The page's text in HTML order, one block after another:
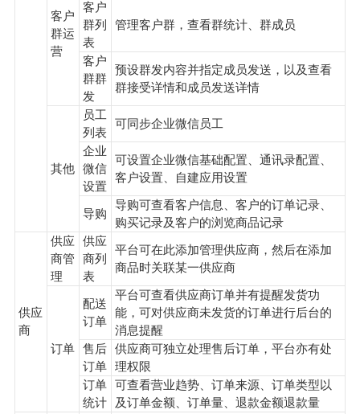
客户
群运
营
客户
群列
表
管理客户群，查看群统计、群成员
客户
群群
发
预设群发内容并指定成员发送，以及查看
群接受详情和成员发送详情
其他
员工
列表
可同步企业微信员工
企业
微信
设置
可设置企业微信基础配置、通讯录配置、
客户设置、自建应用设置
导购
导购可查看客户信息、客户的订单记录、
购买记录及客户的浏览商品记录
供应
商
供应
商管
理
供应
商列
表
平台可在此添加管理供应商，然后在添加
商品时关联某一供应商
订单
配送
订单
平台可查看供应商订单并有提醒发货功
能，可对供应商未发货的订单进行后台的
消息提醒
售后
订单
供应商可独立处理售后订单，平台亦有处
理权限
订单
统计
可查看营业趋势、订单来源、订单类型以
及订单金额、订单量、退款金额退款量